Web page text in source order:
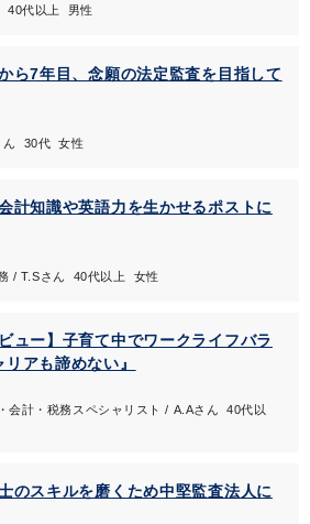
40代以上 男性
から7年目、念願の法定監査を目指して
ん 30代 女性
計知識や英語力を生かせるポストに
/ T.Sさん 40代以上 女性
ュー】子育て中でワークライフバラ
アも諦めない』
会計・税務スペシャリスト / A.Aさん 40代以
のスキルを磨くため中堅監査法人に